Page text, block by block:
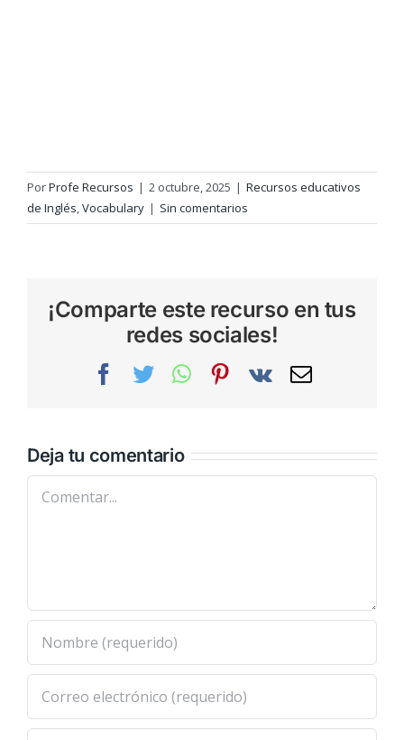
PorProfe Recursos | 2 octubre, 2025 | Recursos educativos
de Inglés,Vocabulary | Sin comentarios
¡Comparte este recurso en tus
redes sociales!
Facebook
TwitterWhatsAppPinterest
Vk
Correo
Deja tu comentario
Comentar